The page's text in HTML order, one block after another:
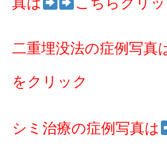
二重埋没法の症例写真
をクリック
シミ治療の症例写真は